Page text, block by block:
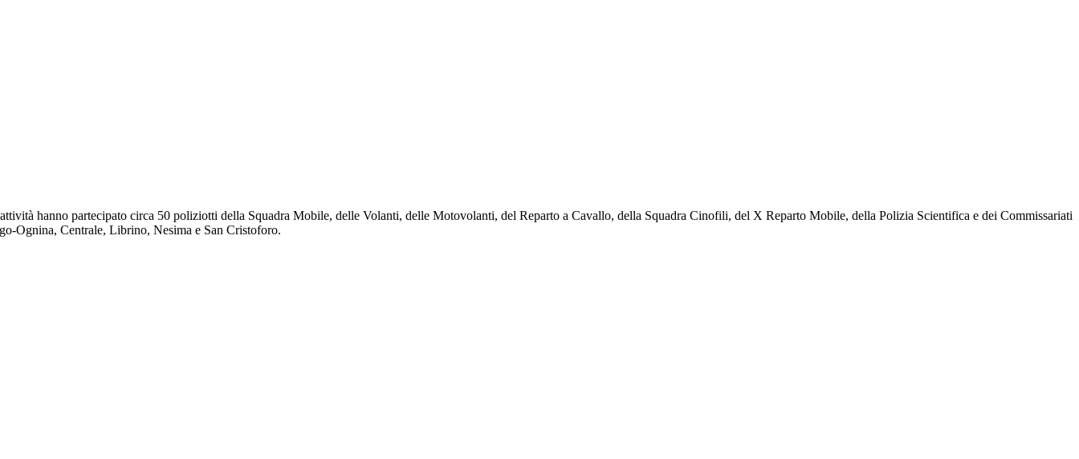
hanno partecipato circa 50 poliziotti della Squadra Mobile, delle Volanti, delle Motovolanti, del Reparto a Cavallo, della Squadra Cinofili, del X Reparto Mobile, della Polizia Scientifica e dei Commissariati
Ognina, Centrale, Librino, Nesima e San Cristoforo.